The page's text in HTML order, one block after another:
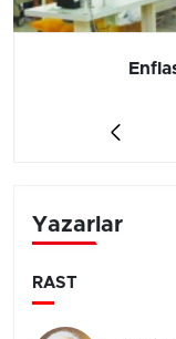
Yazarlar
RAST